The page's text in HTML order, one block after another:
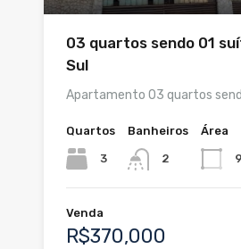
03 quartos sendo 01
Sul
Apartamento 03 quartos
Quartos
3
Banheiros
2
Área
Venda
R$370,000